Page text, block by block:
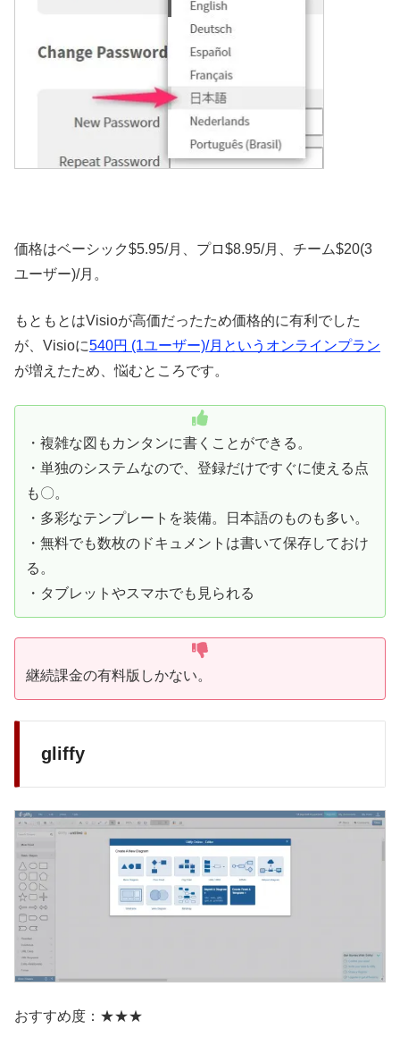
価格はベーシック$5.95/月、プロ$8.95/月、チーム$20(3
ユーザー)/月。
もともとはVisioが高価だったため価格的に有利でした
が、Visioに540円 (1ユーザー)/月というオンラインプラン
が増えたため、悩むところです。
・複雑な図もカンタンに書くことができる。
・単独のシステムなので、登録だけですぐに使える点
も〇。
・多彩なテンプレートを装備。日本語のものも多い。
・無料でも数枚のドキュメントは書いて保存しておけ
る。
・タブレットやスマホでも見られる
継続課金の有料版しかない。
gliffy
おすすめ度：★★★